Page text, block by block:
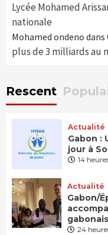
Lycée Mohamed
nationale
Mohamed ondeno dans
plus de 3 milliards au
Rescent
Actualité
Gabon :
jour à
14
Actualité
Gabon/
gabonais
24